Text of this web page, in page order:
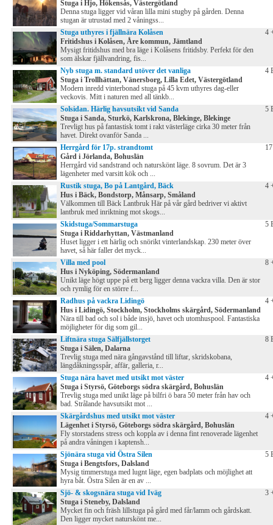
Stuga i Hjo, Hökensås, Västergötland
Denna stuga ligger vid våran lilla mini stugby på gården. Denna
stugan är utrustad med 2 våningss...
Stuga uthyres i fjällnära Kolåsen
Fritidshus i Kolåsen, Åre kommun, Jämtland
Mysigt fritidshus med bra läge i Kolåsens fritidsby. Perfekt för den
som älskar fjällvandring, fis...
4
Nyb stuga m. standard utöver det vanliga
Stuga i Trollhättan, Vänersborg, Lilla Edet, Västergötland
Modern inredd vinterbonad stuga på 45 kvm uthyres dag-eller
veckovis. Mitt i naturen med all tänkb...
4
Solsidan. Härlig havsutsikt vid Sanda
Stuga i Sanda, Sturkö, Karlskrona, Blekinge, Blekinge
Trevligt hus på fantastisk tomt i rakt västerläge cirka 30 meter från
havet. Direkt ovanför Sanda ...
5
Herrgård för 17p. strandtomt
Gård i Jörlanda, Bohuslän
Herrgård vid sandstrand och naturskönt läge. 8 sovrum. Det är 3
lägenheter med varsitt kök och ...
Rustik stuga, Bo på Lantgård, Bäck
Hus i Bäck, Bondstorp, Månsarp, Småland
Välkommen till Bäck Lantbruk Här på vår gård bedriver vi aktivt
lantbruk med inriktning mot skogs...
4
Skidstuga/Sommarstuga
Stuga i Riddarhyttan, Västmanland
Huset ligger i ett härlig och snörikt vinterlandskap. 230 meter över
havet, så här faller det myck...
5
Villa med pool
Hus i Nyköping, Södermanland
Unikt läge högt uppe på ett berg ligger denna vackra villa. Den är stor
och rymlig för en större f...
8
Radhus på vackra Lidingö
Hus i Lidingö, Stockholm, Stockholms skärgård, Södermanland
Nära till bad och sol i både insjö, havet och utomhuspool. Fantastiska
möjligheter för dig som gil...
4
Liftnära stuga Sälfjällstorget
Stuga i Sälen, Dalarna
Trevlig stuga med nära gångavstånd till liftar, skridskobana,
längdåkningsspår, affär, galleria, r...
8
Stuga nära havet med utsikt mot väster
Stuga i Styrsö, Göteborgs södra skärgård, Bohuslän
Trevlig stuga med unikt läge på bilfri ö bara 50 meter från hav och
bad. Strålande havsutsikt mot ...
4
Skärgårdshus med utsikt mot väster
Lägenhet i Styrsö, Göteborgs södra skärgård, Bohuslän
Fly storstadens stress och koppla av i denna fint renoverade lägenhet
på andra våningen i kaptensh...
4
Sjönära stuga vid Östra Silen
Stuga i Bengtsfors, Dalsland
Mysig timmerstuga med lugnt läge, egen badplats och möjlighet att
hyra båt. Östra Silen är en av ...
5
Sjö- & skogsnära stuga vid Iväg
Stuga i Steneby, Dalsland
Mycket fin och fräsh lillstuga på gård med får/lamm och gårdskatt.
Den ligger mycket naturskönt me...
3